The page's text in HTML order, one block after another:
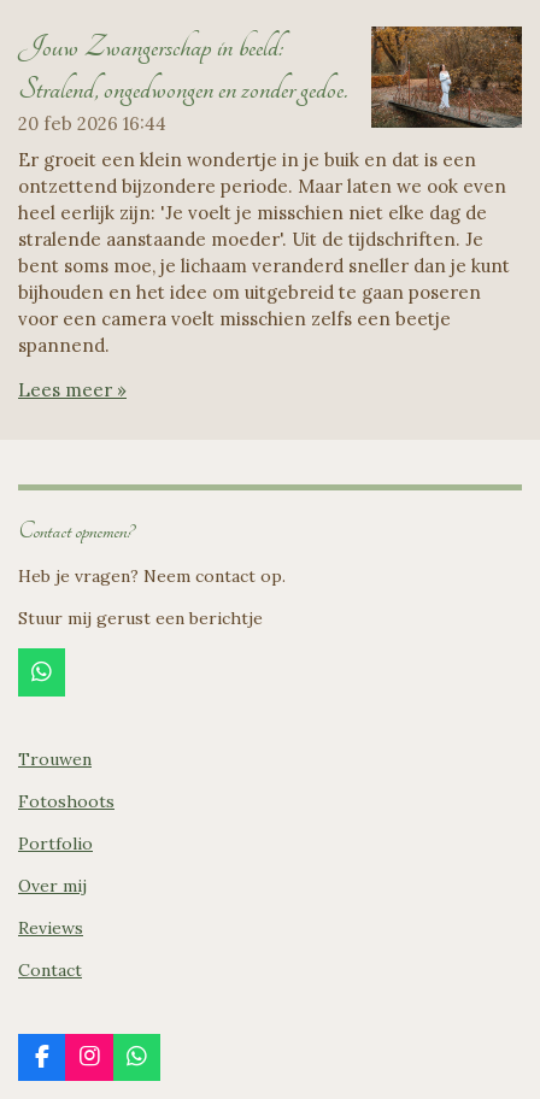
Jouw Zwangerschap in beeld:
Stralend, ongedwongen en zonder gedoe.
20 feb 2026 16:44
Er groeit een klein wondertje in je buik en dat is een
ontzettend bijzondere periode. Maar laten we ook even
heel eerlijk zijn: 'Je voelt je misschien niet elke dag de
stralende aanstaande moeder'. Uit de tijdschriften. Je
bent soms moe, je lichaam veranderd sneller dan je kunt
bijhouden en het idee om uitgebreid te gaan poseren
voor een camera voelt misschien zelfs een beetje
spannend.
Lees meer »
Contact opnemen?
Heb je vragen? Neem contact op.
Stuur mij gerust een berichtje
W
h
s
p
Trouwen
Fotoshoots
Portfolio
Over mij
Reviews
Contact
F
a
I
n
W
h